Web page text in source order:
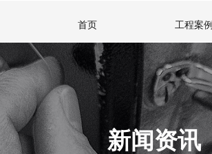
首页 工程案例
新闻资讯